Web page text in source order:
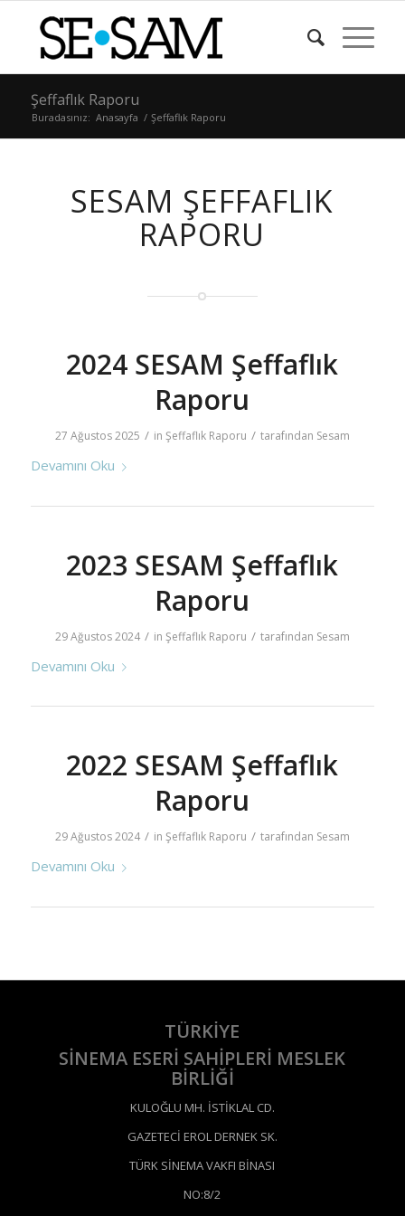
Şeffaflık Raporu
Buradasınız: Anasayfa / Şeffaflık Raporu
SESAM ŞEFFAFLIK
RAPORU
2024 SESAM Şeffaflık
Raporu
27 Ağustos 2025 / in Şeffaflık Raporu / tarafından Sesam
Devamını Oku
2023 SESAM Şeffaflık
Raporu
29 Ağustos 2024 / in Şeffaflık Raporu / tarafından Sesam
Devamını Oku
2022 SESAM Şeffaflık
Raporu
29 Ağustos 2024 / in Şeffaflık Raporu / tarafından Sesam
Devamını Oku
TÜRKİYE
SİNEMA ESERİ SAHİPLERİ MESLEK
BİRLİĞİ
KULOĞLU MH. İSTİKLAL CD.
GAZETECİ EROL DERNEK SK.
TÜRK SİNEMA VAKFI BİNASI
NO:8/2